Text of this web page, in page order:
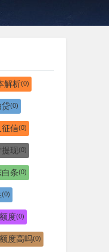
解析(0)
贷(0)
征信(0)
提现(0)
条(0)
(0)
度(0)
度高吗(0)